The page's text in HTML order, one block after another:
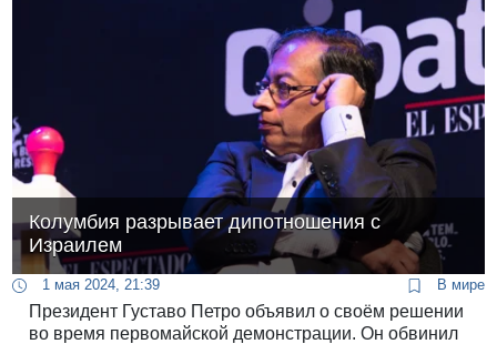
Колумбия разрывает дипотношения с
Израилем
1 мая 2024, 21:39 В мире
Президент Густаво Петро объявил о своём решении
во время первомайской демонстрации. Он обвинил